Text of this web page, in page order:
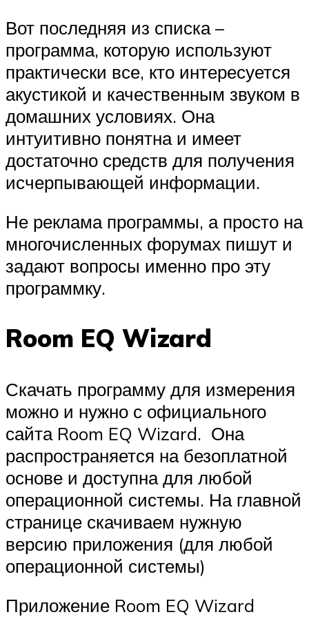
Вот последняя из списка –
программа, которую используют
практически все, кто интересуется
акустикой и качественным звуком в
домашних условиях. Она
интуитивно понятна и имеет
достаточно средств для получения
исчерпывающей информации.
Не реклама программы, а просто на
многочисленных форумах пишут и
задают вопросы именно про эту
программку.
Room EQ Wizard
Скачать программу для измерения
можно и нужно с официального
сайта Room EQ Wizard. Она
распространяется на безоплатной
основе и доступна для любой
операционной системы. На главной
странице скачиваем нужную
версию приложения (для любой
операционной системы)
Приложение Room EQ Wizard